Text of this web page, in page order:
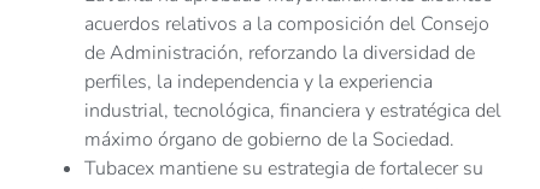
acuerdos relativos a la composición del Consejo
de Administración, reforzando la diversidad de
perfiles, la independencia y la experiencia
industrial, tecnológica, financiera y estratégica del
máximo órgano de gobierno de la Sociedad.
Tubacex mantiene su estrategia de fortalecer su